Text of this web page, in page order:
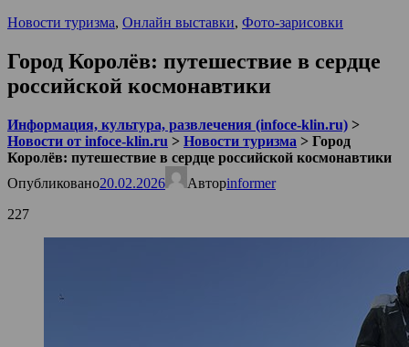
Новости туризма, Онлайн выставки, Фото-зарисовки
Город Королёв: путешествие в сердце
российской космонавтики
Информация, культура, развлечения (infoce-klin.ru) >
Новости от infoce-klin.ru > Новости туризма > Город
Королёв: путешествие в сердце российской космонавтики
Опубликовано20.02.2026 Авторinformer
227